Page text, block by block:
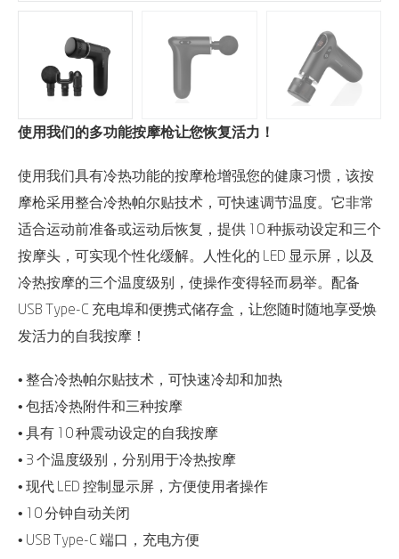
使用我们的多功能按摩枪让您恢复活力！
使用我们具有冷热功能的按摩枪增强您的健康习惯，该按
摩枪采用整合冷热帕尔贴技术，可快速调节温度。它非常
适合运动前准备或运动后恢复，提供 10 种振动设定和三个
按摩头，可实现个性化缓解。人性化的 LED 显示屏，以及
冷热按摩的三个温度级别，使操作变得轻而易举。配备
USB Type-C 充电埠和便携式储存盒，让您随时随地享受焕
发活力的自我按摩！
• 整合冷热帕尔贴技术，可快速冷却和加热
• 包括冷热附件和三种按摩
• 具有 10 种震动设定的自我按摩
• 3 个温度级别，分别用于冷热按摩
• 现代 LED 控制显示屏，方便使用者操作
• 10 分钟自动关闭
• USB Type-C 端口，充电方便